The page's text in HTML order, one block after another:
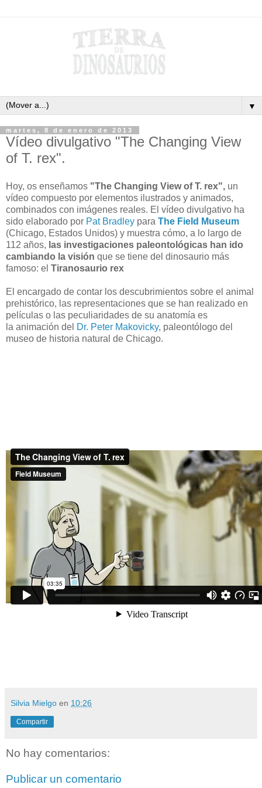
▼
martes, 8 de enero de 2013
Vídeo divulgativo "The Changing View
of T. rex".
Hoy, os enseñamos "The Changing View of T. rex", un
vídeo compuesto por elementos ilustrados y animados,
combinados con imágenes reales. El vídeo divulgativo ha
sido elaborado por Pat Bradley para The Field Museum
(Chicago, Estados Unidos) y muestra cómo, a lo largo de
112 años, las investigaciones paleontológicas han ido
cambiando la visión que se tiene del dinosaurio más
famoso: el Tiranosaurio rex
El encargado de contar los descubrimientos sobre el animal
prehistórico, las representaciones que se han realizado en
películas o las peculiaridades de su anatomía es
la animación del Dr. Peter Makovicky, paleontólogo del
museo de historia natural de Chicago.
Silvia Mielgo en 10:26
Compartir
No hay comentarios:
Publicar un comentario